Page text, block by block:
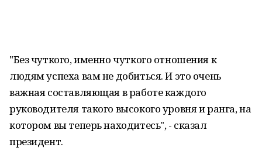
"Без чуткого, именно чуткого отношения к
людям успеха вам не добиться. И это очень
важная составляющая в работе каждого
руководителя такого высокого уровня и ранга, на
котором вы теперь находитесь", - сказал
президент.